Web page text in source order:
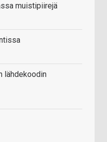
muistipiirejä
lähdekoodin